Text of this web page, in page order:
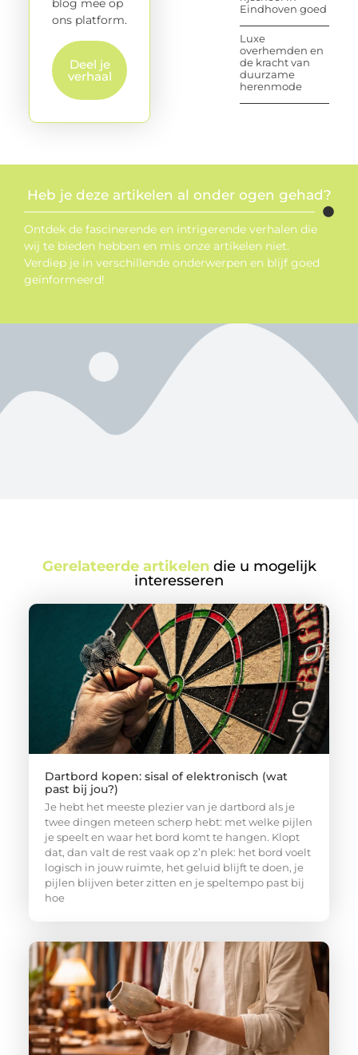
Eindhoven goed
Luxe
overhemden en
de kracht van
duurzame
herenmode
blog mee op
ons platform.
Deel je
verhaal
Heb je deze artikelen al onder ogen gehad?
Ontdek de fascinerende en intrigerende verhalen die
wij te bieden hebben en mis onze artikelen niet.
Verdiep je in verschillende onderwerpen en blijf goed
geïnformeerd!
Gerelateerde artikelendie u mogelijk
interesseren
Dartbord kopen: sisal of elektronisch (wat
past bij jou?)
Je hebt het meeste plezier van je dartbord als je
twee dingen meteen scherp hebt: met welke pijlen
je speelt en waar het bord komt te hangen. Klopt
dat, dan valt de rest vaak op z’n plek: het bord voelt
logisch in jouw ruimte, het geluid blijft te doen, je
pijlen blijven beter zitten en je speltempo past bij
hoe